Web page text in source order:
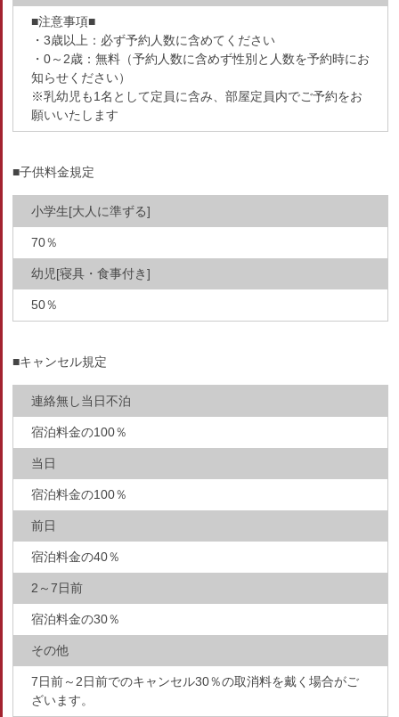
■注意事項■
・3歳以上：必ず予約人数に含めてください
・0～2歳：無料（予約人数に含めず性別と人数を予約時にお
知らせください）
※乳幼児も1名として定員に含み、部屋定員内でご予約をお
願いいたします
■子供料金規定
小学生[大人に準ずる]
70％
幼児[寝具・食事付き]
50％
■キャンセル規定
連絡無し当日不泊
宿泊料金の100％
当日
宿泊料金の100％
前日
宿泊料金の40％
2～7日前
宿泊料金の30％
その他
7日前～2日前でのキャンセル30％の取消料を戴く場合がご
ざいます。